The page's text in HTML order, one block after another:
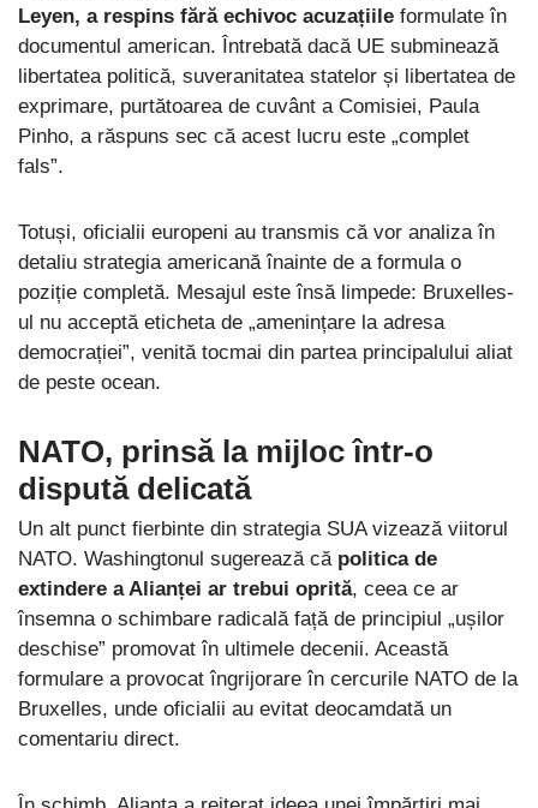
Leyen, a respins fără echivoc acuzațiile formulate în
documentul american. Întrebată dacă UE subminează
libertatea politică, suveranitatea statelor și libertatea de
exprimare, purtătoarea de cuvânt a Comisiei, Paula
Pinho, a răspuns sec că acest lucru este „complet
fals”.
Totuși, oficialii europeni au transmis că vor analiza în
detaliu strategia americană înainte de a formula o
poziție completă. Mesajul este însă limpede: Bruxelles-
ul nu acceptă eticheta de „amenințare la adresa
democrației”, venită tocmai din partea principalului aliat
de peste ocean.
NATO, prinsă la mijloc într-o
dispută delicată
Un alt punct fierbinte din strategia SUA vizează viitorul
NATO. Washingtonul sugerează că politica de
extindere a Alianței ar trebui oprită, ceea ce ar
însemna o schimbare radicală față de principiul „ușilor
deschise” promovat în ultimele decenii. Această
formulare a provocat îngrijorare în cercurile NATO de la
Bruxelles, unde oficialii au evitat deocamdată un
comentariu direct.